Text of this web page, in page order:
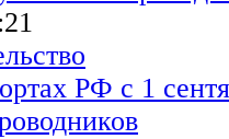
РФ с 1